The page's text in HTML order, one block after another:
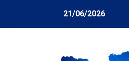
21/06/2026